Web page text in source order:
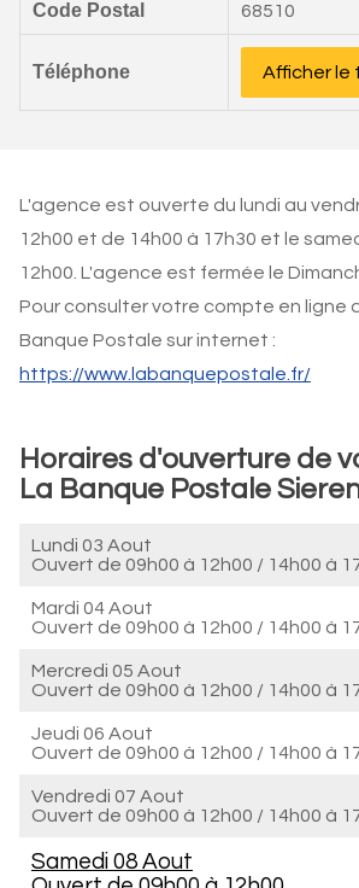
Code Postal 68510
Téléphone Afficher le
L'agence est ouverte du lundi au
12h00 et de 14h00 à 17h30 et le
12h00. L'agence est fermée le
Pour consulter votre compte en ligne
Banque Postale sur internet :
https://www.labanquepostale.fr/
Horaires d'ouverture de
La Banque Postale
Lundi 03 Aout
Ouvert de 09h00 à 12h00 / 14h00 à
Mardi 04 Aout
Ouvert de 09h00 à 12h00 / 14h00 à
Mercredi 05 Aout
Ouvert de 09h00 à 12h00 / 14h00 à
Jeudi 06 Aout
Ouvert de 09h00 à 12h00 / 14h00 à
Vendredi 07 Aout
Ouvert de 09h00 à 12h00 / 14h00 à
Samedi 08 Aout